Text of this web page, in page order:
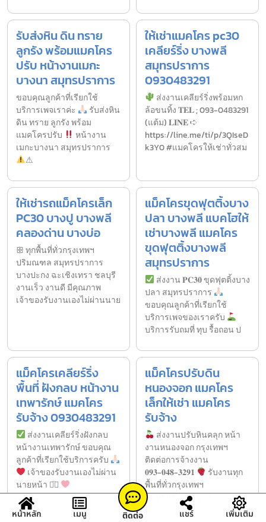
รับส่งหิน ดิน ทราย
ลูกรัง พร้อมแมคโคร
ปรับ หน้างานเมกะ
บางนา สมุทรปราการ
ขอบคุณลูกค้าที่เรียกใช้
บริการเพจเราค่ะ
รับส่งหิน
ดิน ทราย ลูกรัง พร้อม
แมคโครปรับ
หน้างาน
เมกะบางนา สมุทรปราการ
⚠
ให้เช่าแมคโคร pc30
เคลียร์ริ่ง บางพลี
สมุทรปราการ
0930483291
ส่งงานเคลียร์ริ่งพร้อมหก
ล้อขนทิ้ง 𝐓𝐄𝐋 ; 093-0483291
(แต้ม) 𝐋𝐈𝐍𝐄 ➪
https://line.me/ti/p/3QIseD
k3Y0 #แมคโครให้เช่าทั่วสม
ให้เช่ารถแม็คโครเล็ก
PC30 บางปู บางพลี
คลองด่าน บางบ่อ
ꕥ ทุกพื้นที่ทั่วกรุงเทพฯ
ปริมณฑล สมุทรปราการ
บางปะกง ฉะเชิงเทรา ชลบุรี
งานเร็ว งานดี มีคุณภาพ
เจ้าของรับงานเองไม่ผ่านนาย
แม็คโครขุดฟุตติ้งบาง
ปลา บางพลี แบคโฮให้
เช่าบางพลี แมคโคร
ขุดฟุตติ้งบางพลี
สมุทรปราการ
ส่งงาน 𝐏𝐂𝟑𝟎 ขุดฟุตติ้งบาง
ปลา สมุทรปราการ
ขอบคุณลูกค้าที่เรียกใช้
บริการเพจของเราครับ
บริการรับถมที่ ทุบ รื้อถอน ป
แม็คโครเคลียร์ริ่ง
พื้นที่ ฝังกลบ หน้างาน
เทพารักษ์ แมคโคร
รับจ้าง 0930483291
ส่งงานเคลียร์ริ่งฝังกลบ
หน้างานเทพารักษ์ ขอบคุณ
ลูกค้าที่เรียกใช้บริการครับ
เจ้าของรับงานเองไม่ผ่าน
นายหน้า ◡̈⃝
แม็คโครปรับดิน
หนองจอก แมคโคร
เล็กให้เช่า แมคโคร
รับจ้าง
ส่งงานปรับหินคลุก หน้า
งานหนองจอก กรุงเทพฯ
ติดต่อการจ้างงาน
𝟎𝟗𝟑-𝟎𝟒𝟖-𝟑𝟐𝟗𝟏
รับงานทุก
พื้นที่ทั่วกรุงเทพฯ
สมุทรปราการ บาง
หน้าหลัก
เมนู ติดต่อ แชร์ เพิ่มเติม